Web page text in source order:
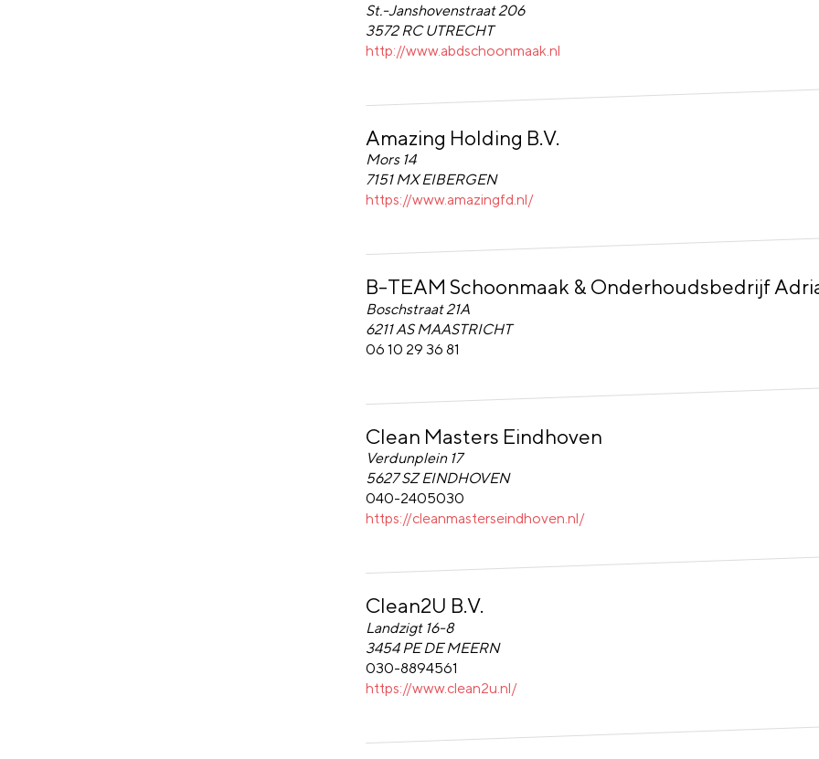
St.-Janshovenstraat 206
3572 RC UTRECHT
http://www.abdschoonmaak.nl
Amazing Holding B.V.
Amazing Holding B.V.
Mors 14
7151 MX EIBERGEN
https://www.amazingfd.nl/
B-TEAM Schoonmaak & Onderhoudsbedrijf
B-TEAM Schoonmaak & Onderhoudsbedrijf Adriaens BV
Boschstraat 21A
6211 AS MAASTRICHT
06 10 29 36 81
Clean Masters Eindhoven
Clean Masters Eindhoven
Verdunplein 17
5627 SZ EINDHOVEN
040-2405030
https://cleanmasterseindhoven.nl/
Clean2U B.V.
Clean2U B.V.
Landzigt 16-8
3454 PE DE MEERN
030-8894561
https://www.clean2u.nl/